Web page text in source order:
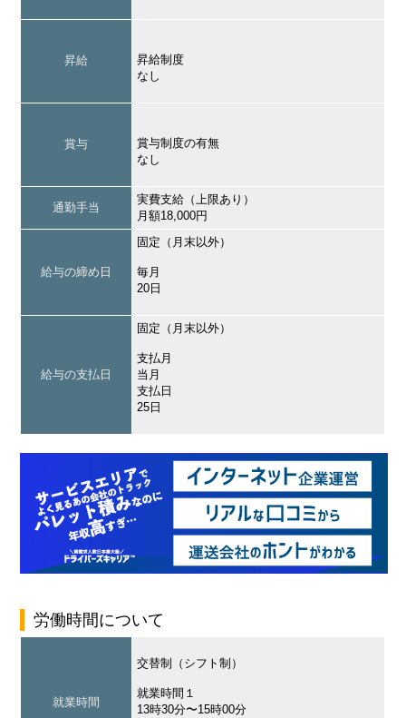
昇給
昇給制度
なし
賞与
賞与制度の有無
なし
通勤手当
実費支給（上限あり）
月額18,000円
給与の締め日
固定（月末以外）
毎月
20日
給与の支払日
固定（月末以外）
支払月
当月
支払日
25日
労働時間について
就業時間
交替制（シフト制）
就業時間１
13時30分〜15時00分